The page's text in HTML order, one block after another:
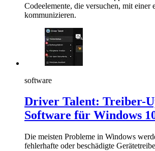
Codeelemente, die versuchen, mit einer
kommunizieren.
software
Driver Talent: Treiber-
Software für Windows
Die meisten Probleme in Windows
fehlerhafte oder beschädigte